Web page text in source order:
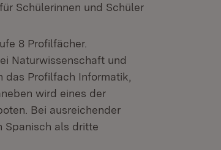
Schülerinnen und Schüler
8 Profilfächer.
Naturwissenschaft und
das Profilfach Informatik,
wird eines der
Bei ausreichender
Spanisch als dritte